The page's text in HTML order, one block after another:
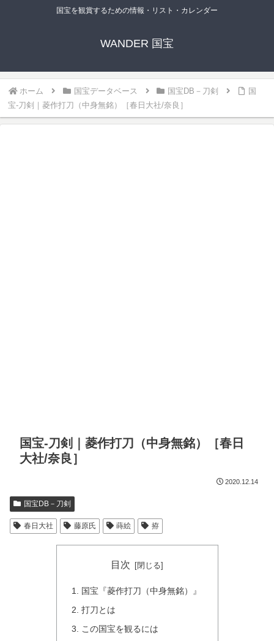
国宝を観賞するための情報・リスト・カレンダー
WANDER 国宝
ホーム 国宝データベース 国宝DB－刀剣
国
宝-刀剣｜菱作打刀（中身無銘）［春日大社/奈良］
国宝-刀剣｜菱作打刀（中身無銘）［春日
大社/奈良］
2020.12.14
国宝DB－刀剣
春日大社 藤原氏 蒔絵 拵
目次
国宝『菱作打刀（中身無銘）』
打刀とは
この国宝を観るには